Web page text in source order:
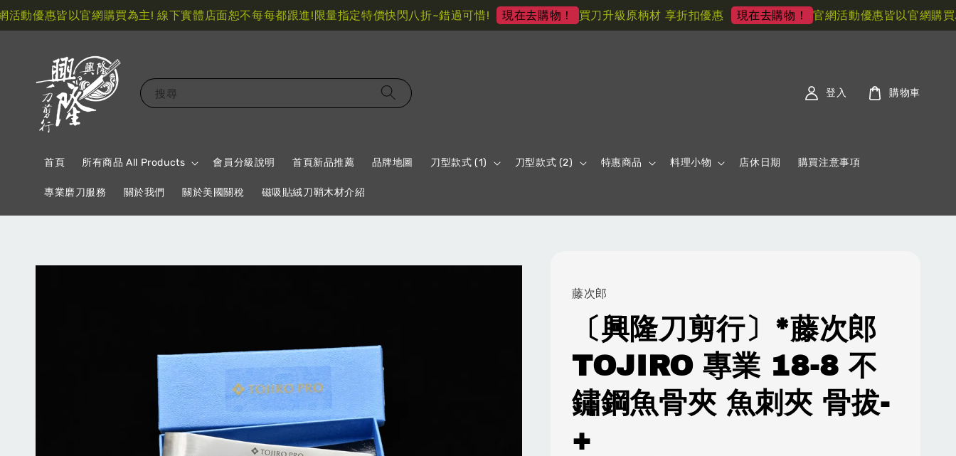
動優惠皆以官網購買為主! 線下實體店面恕不每每都跟進!限量指定特價快閃八折~錯過可惜! 現在去購物！ 買刀升級原柄材 享折扣優惠 現在去購物！ 官網活動優惠皆以官網購買
搜尋
首頁 所有商品 All Products 會員分級說明 首頁新品推薦 品牌地圖 刀型款式 (1) 刀型款式 (2) 特惠商品 料理小物 店休日期 購買注意事項
專業磨刀服務 關於我們 關於美國關稅 磁吸貼絨刀鞘木材介紹
登入 購物車
藤次郎
〔興隆刀剪行〕*藤次郎
TOJIRO 專業 18-8 不
鏽鋼魚骨夾 魚刺夾 骨拔-
+